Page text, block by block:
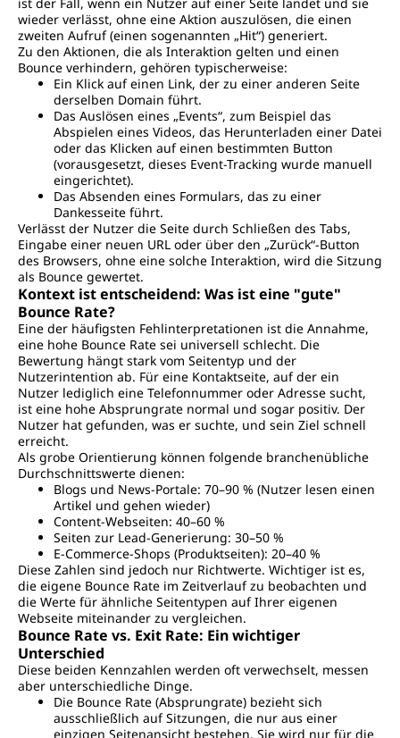
wieder verlässt, ohne eine Aktion auszulösen, die einen
zweiten Aufruf (einen sogenannten „Hit“) generiert.
Zu den Aktionen, die als Interaktion gelten und einen
Bounce verhindern, gehören typischerweise:
Ein Klick auf einen Link, der zu einer anderen Seite
derselben Domain führt.
Das Auslösen eines „Events“, zum Beispiel das
Abspielen eines Videos, das Herunterladen einer Datei
oder das Klicken auf einen bestimmten Button
(vorausgesetzt, dieses Event-Tracking wurde manuell
eingerichtet).
Das Absenden eines Formulars, das zu einer
Dankesseite führt.
Verlässt der Nutzer die Seite durch Schließen des Tabs,
Eingabe einer neuen URL oder über den „Zurück“-Button
des Browsers, ohne eine solche Interaktion, wird die Sitzung
als Bounce gewertet.
Kontext ist entscheidend: Was ist eine "gute"
Bounce Rate?
Eine der häufigsten Fehlinterpretationen ist die Annahme,
eine hohe Bounce Rate sei universell schlecht. Die
Bewertung hängt stark vom Seitentyp und der
Nutzerintention ab. Für eine Kontaktseite, auf der ein
Nutzer lediglich eine Telefonnummer oder Adresse sucht,
ist eine hohe Absprungrate normal und sogar positiv. Der
Nutzer hat gefunden, was er suchte, und sein Ziel schnell
erreicht.
Als grobe Orientierung können folgende branchenübliche
Durchschnittswerte dienen:
Blogs und News-Portale: 70–90 % (Nutzer lesen einen
Artikel und gehen wieder)
Content-Webseiten: 40–60 %
Seiten zur Lead-Generierung: 30–50 %
E-Commerce-Shops (Produktseiten): 20–40 %
Diese Zahlen sind jedoch nur Richtwerte. Wichtiger ist es,
die eigene Bounce Rate im Zeitverlauf zu beobachten und
die Werte für ähnliche Seitentypen auf Ihrer eigenen
Webseite miteinander zu vergleichen.
Bounce Rate vs. Exit Rate: Ein wichtiger
Unterschied
Diese beiden Kennzahlen werden oft verwechselt, messen
aber unterschiedliche Dinge.
Die Bounce Rate (Absprungrate) bezieht sich
ausschließlich auf Sitzungen, die nur aus einer
einzigen Seitenansicht bestehen. Sie wird nur für die